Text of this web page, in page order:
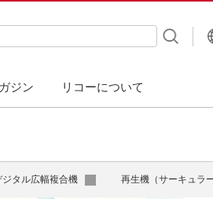
ジン リコーについて
索キーワード入力
ジタル広幅複合機 再生機（サーキュラ